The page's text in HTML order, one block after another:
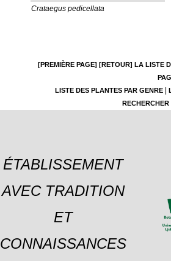
Crataegus pedicellata
[PREMIÈRE PAGE] [RETOUR] LA LISTE
LISTE DES PLANTES PAR GENRE|
ÉTABLISSEMENT
AVEC TRADITION
ET
CONNAISSANCES